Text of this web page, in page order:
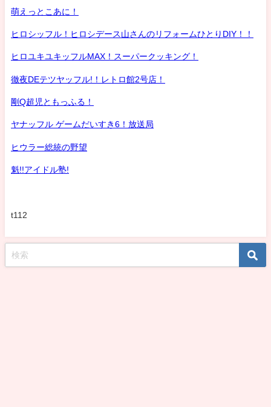
萌えっとこあに！
ヒロシッフル！ヒロシデース山さんのリフォームひとりDIY！！
ヒロユキユキッフルMAX！スーパークッキング！
徹夜DEテツヤッフル!！レトロ館2号店！
剛Q超児ともっふる！
ヤナッフル ゲームだいすき6！放送局
ヒウラー総統の野望
魁!!アイドル塾!
t112